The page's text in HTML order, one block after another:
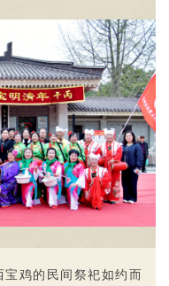
鸡的民间祭祀如约而